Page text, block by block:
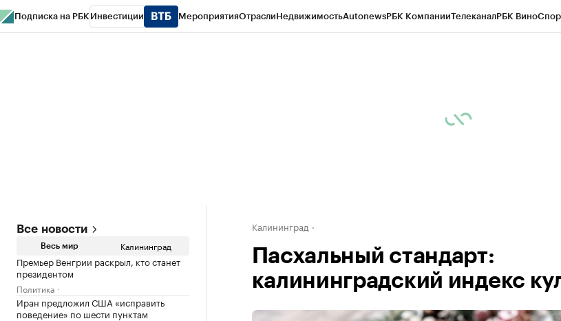
Подписка на РБК Инвестиции МероприятияОтраслиНедвижимостьAutonewsРБК КомпанииТелеканалРБК Вино
Все новости
Весь мир Калининград
Премьер Венгрии раскрыл, кто станет
президентом
Политика
Иран предложил США «исправить
поведение» по шести пунктам
Калининград
Пасхальный стандарт:
калининградский индекс